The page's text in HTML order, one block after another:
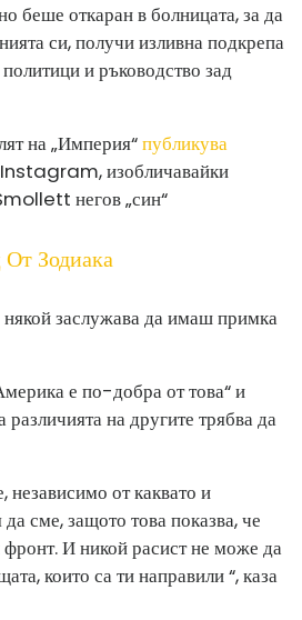
беше откаран в болницата, за да
си, получи изливна подкрепа
и ръководство зад
на „Империя“публикува
изобличавайки
негов „син“
Зодиака
заслужава да имаш примка
е по-добра от това“ и
различията на другите трябва да
независимо от каквато и
сме, защото това показва, че
И никой расист не може да
които са ти направили “, каза